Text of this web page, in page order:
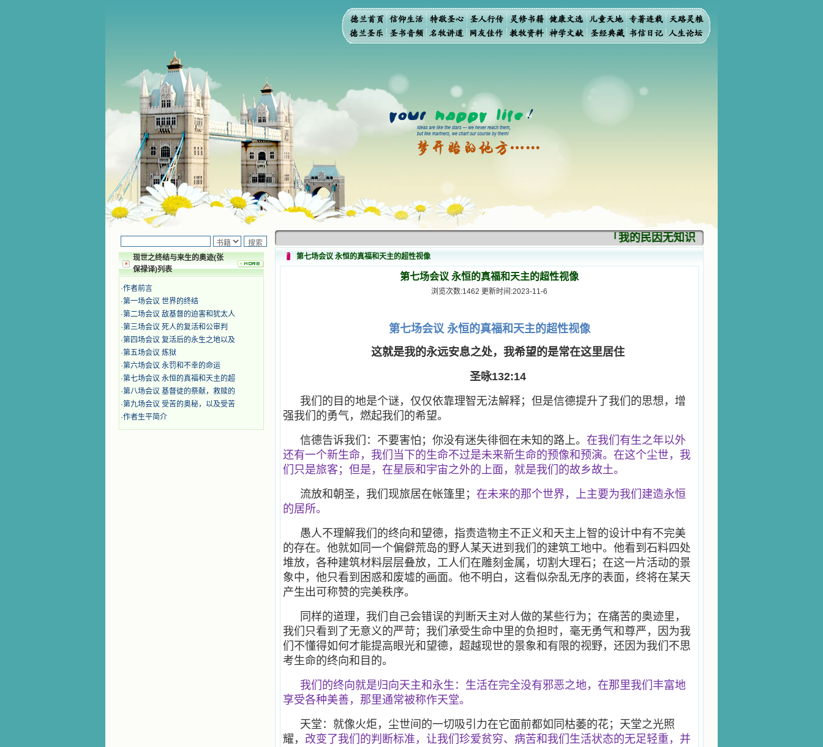
现世之终结与来生的奥迹(张
保禄译)列表
·作者前言
·第一场会议 世界的终结
·第二场会议 敌基督的迫害和犹太人
·第三场会议 死人的复活和公审判
·第四场会议 复活后的永生之地以及
·第五场会议 炼狱
·第六场会议 永罚和不幸的命运
·第七场会议 永恒的真福和天主的超
·第八场会议 基督徒的祭献，救赎的
·第九场会议 受苦的奥秘，以及受苦
·作者生平简介
「我的民因无知识而灭亡。你弃掉知识，我也
第七场会议 永恒的真福和天主的超性视像
第七场会议 永恒的真福和天主的超性视像
浏览次数:1462 更新时间:2023-11-6
第七场会议 永恒的真福和天主的超性视像
这就是我的永远安息之处，我希望的是常在这里居住
圣咏132:14
我们的目的地是个谜，仅仅依靠理智无法解释；但是信德提升了我们的思想，增
强我们的勇气，燃起我们的希望。
信德告诉我们：不要害怕；你没有迷失徘徊在未知的路上。 在我们有生之年以外
还有一个新生命，我们当下的生命不过是未来新生命的预像和预演。在这个尘世，我
们只是旅客；但是，在星辰和宇宙之外的上面，就是我们的故乡故土。
流放和朝圣，我们现旅居在帐篷里； 在未来的那个世界，上主要为我们建造永恒
的居所。
愚人不理解我们的终向和望德，指责造物主不正义和天主上智的设计中有不完美
的存在。他就如同一个偏僻荒岛的野人某天进到我们的建筑工地中。他看到石料四处
堆放，各种建筑材料层层叠放，工人们在雕刻金属，切割大理石；在这一片活动的景
象中，他只看到困惑和废墟的画面。他不明白，这看似杂乱无序的表面，终将在某天
产生出可称赞的完美秩序。
同样的道理，我们自己会错误的判断天主对人做的某些行为；在痛苦的奥迹里，
我们只看到了无意义的严苛；我们承受生命中里的负担时，毫无勇气和尊严，因为我
们不懂得如何才能提高眼光和望德，超越现世的景象和有限的视野，还因为我们不思
考生命的终向和目的。
我们的终向就是归向天主和永生：生活在完全没有邪恶之地，在那里我们丰富地
享受各种美善，那里通常被称作天堂。
天堂：就像火炬，尘世间的一切吸引力在它面前都如同枯萎的花；天堂之光照
耀， 改变了我们的判断标准，让我们珍爱贫穷、病苦和我们生活状态的无足轻重，并